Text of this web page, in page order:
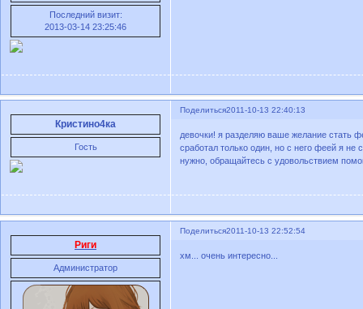
Последний визит:
2013-03-14 23:25:46
Поделиться2011-10-13 22:40:13
Кристино4ка
Гость
девочки! я разделяю ваше желание стать
сработал только один, но с него феей я не
нужно, обращайтесь с удовольствием
Поделиться2011-10-13 22:52:54
Риги
Администратор
хм... очень интересно...